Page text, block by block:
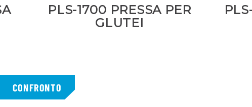
PLS-1700 PRESSA PER
GLUTEI